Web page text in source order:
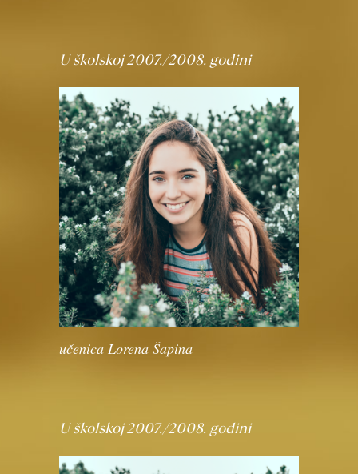
U školskoj 2007./2008. godini
učenica Lorena Šapina
U školskoj 2007./2008. godini